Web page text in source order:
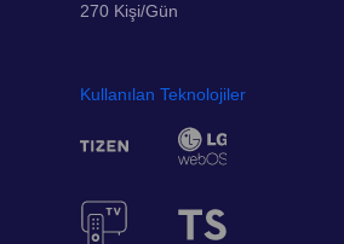
270 Kişi/Gün
Kullanılan Teknolojiler